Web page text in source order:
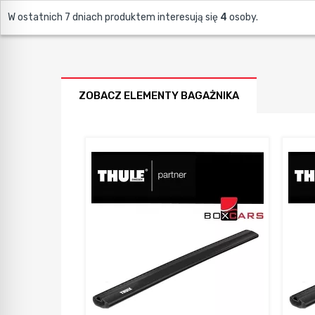
ZOBACZ ELEMENTY BAGAŻNIKA
W ostatnich 7 dniach produktem interesują się 4 osoby.